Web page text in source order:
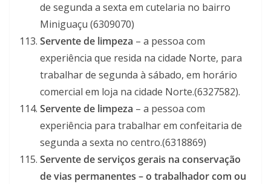
de segunda a sexta em cutelaria no bairro
Miniguaçu (6309070)
Servente de limpeza – a pessoa com
experiência que resida na cidade Norte, para
trabalhar de segunda à sábado, em horário
comercial em loja na cidade Norte.(6327582).
Servente de limpeza – a pessoa com
experiência para trabalhar em confeitaria de
segunda a sexta no centro.(6318869)
Servente de serviços gerais na conservação
de vias permanentes – o trabalhador com ou